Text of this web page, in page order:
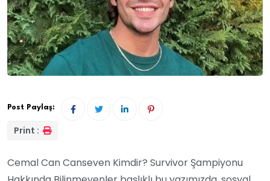
Post Paylaş:
Print :
Cemal Can Canseven Kimdir? Survivor Şampiyonu